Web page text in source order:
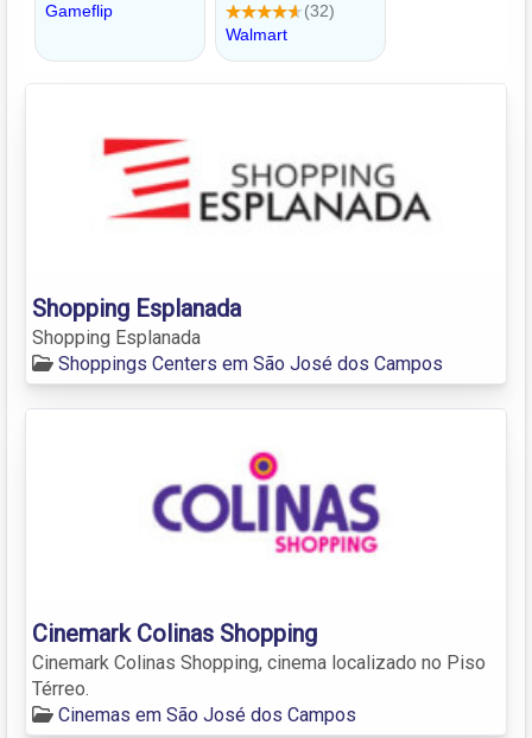
Shopping Esplanada
Shopping Esplanada
Shoppings Centers em São José dos Campos
Cinemark Colinas Shopping
Cinemark Colinas Shopping, cinema localizado no Piso
Térreo.
Cinemas em São José dos Campos